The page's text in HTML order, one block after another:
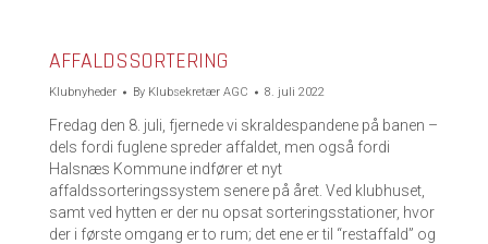
AFFALDSSORTERING
Klubnyheder By Klubsekretær AGC 8. juli 2022
Fredag den 8. juli, fjernede vi skraldespandene på banen –
dels fordi fuglene spreder affaldet, men også fordi
Halsnæs Kommune indfører et nyt
affaldssorteringssystem senere på året. Ved klubhuset,
samt ved hytten er der nu opsat sorteringsstationer, hvor
der i første omgang er to rum; det ene er til “restaffald” og